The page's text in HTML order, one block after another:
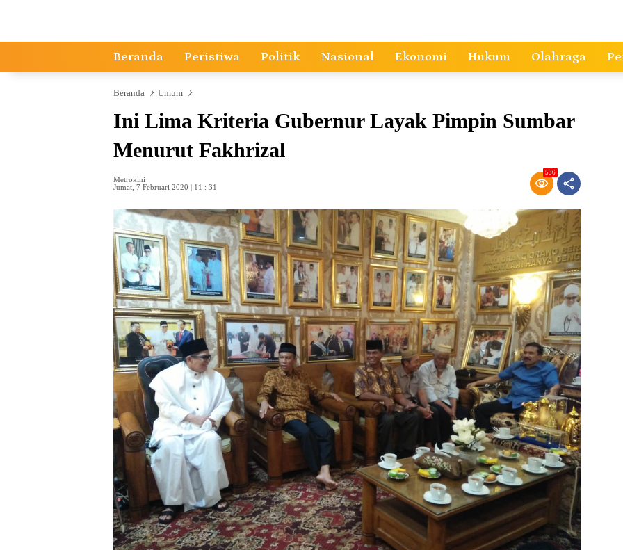
Beranda Peristiwa Politik Nasional Ekonomi Hukum Olahraga
Beranda Umum
Ini Lima Kriteria Gubernur Layak Pimpin Sumbar
Menurut Fakhrizal
Metrokini
Jumat, 7 Februari 2020 | 11 : 31
536